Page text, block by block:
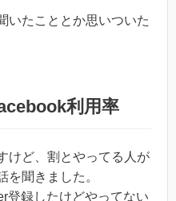
いたこととか思いついた
利用率
けど、割とやってる人が
を聞きました。
登録したけどやってない